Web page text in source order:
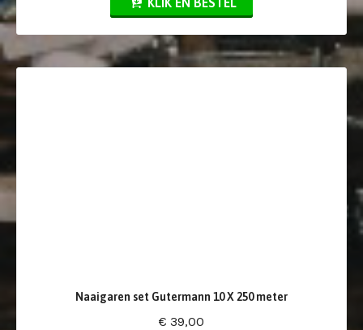
Naaigaren set Gutermann 10 X 250 meter
€ 39,00